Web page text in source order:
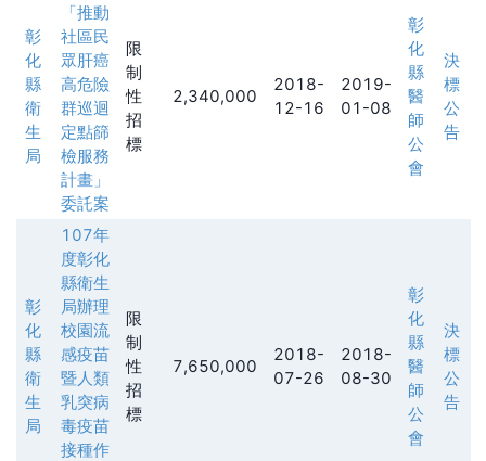
彰
化
縣
衛
生
局
「推動
社區民
眾肝癌
高危險
群巡迴
定點篩
檢服務
計畫」
委託案
限
制
性
招
標
2,340,000
2018-
12-16
2019-
01-08
彰
化
縣
醫
師
公
會
決
標
公
告
彰
化
縣
衛
生
局
107年
度彰化
縣衛生
局辦理
校園流
感疫苗
暨人類
乳突病
毒疫苗
接種作
限
制
性
招
標
7,650,000
2018-
07-26
2018-
08-30
彰
化
縣
醫
師
公
會
決
標
公
告